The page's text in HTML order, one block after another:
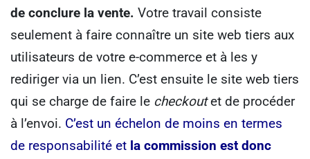
de conclure la vente. Votre travail consiste
seulement à faire connaître un site web tiers aux
utilisateurs de votre e-commerce et à les y
rediriger via un lien. C’est ensuite le site web tiers
qui se charge de faire le checkoutet de procéder
à l’envoi. C’est un échelon de moins en termes
de responsabilité et la commission est donc